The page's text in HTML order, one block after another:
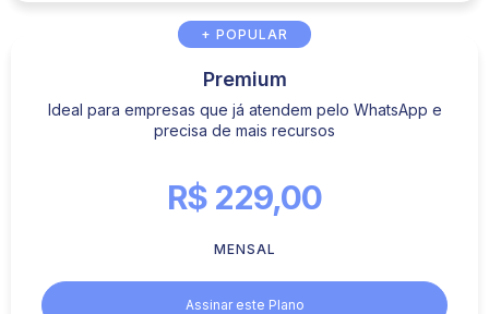
+ POPULAR
Premium
Ideal para empresas que já atendem pelo WhatsApp e
precisa de mais recursos
R$ 229,00
MENSAL
Assinar este Plano